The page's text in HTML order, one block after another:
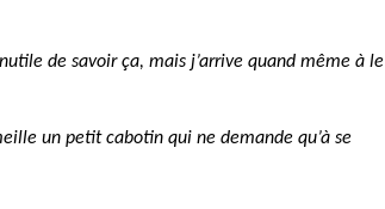
de savoir ça, mais j’arrive quand même à le
un petit cabotin qui ne demande qu’à se